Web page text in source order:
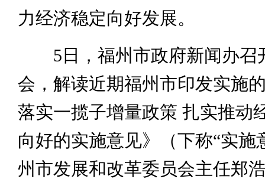
力经济稳定向好发展。
5日，福州市政府新闻办召
会，解读近期福州市印发实施
落实一揽子增量政策 扎实推动
向好的实施意见》（下称“实施
州市发展和改革委员会主任郑